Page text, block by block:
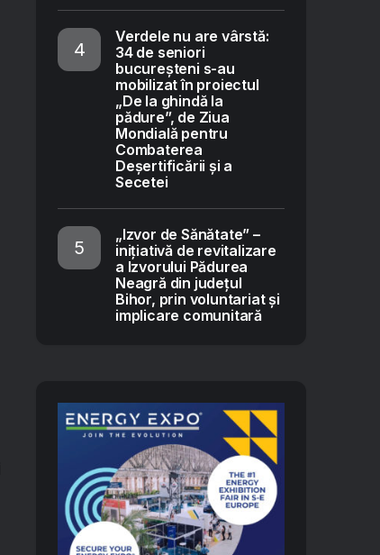
Verdele nu are vârstă:
34 de seniori
bucureșteni s-au
mobilizat în proiectul
„De la ghindă la
pădure”, de Ziua
Mondială pentru
Combaterea
Deșertificării și a
Secetei
„Izvor de Sănătate” –
inițiativă de revitalizare
a Izvorului Pădurea
Neagră din județul
Bihor, prin voluntariat și
implicare comunitară